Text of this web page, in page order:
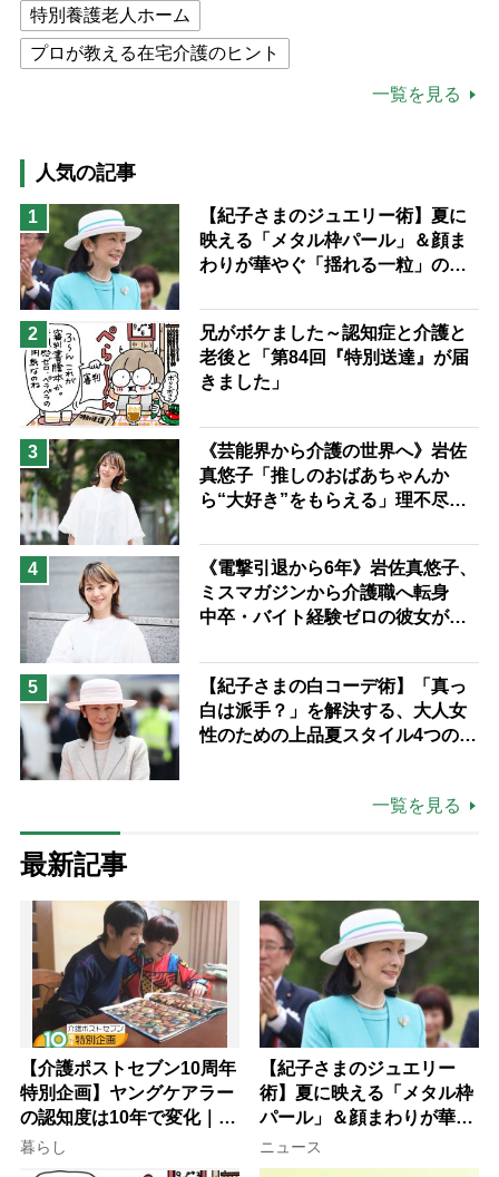
特別養護老人ホーム
プロが教える在宅介護のヒント
猫が母になつきません
息子の遠距離介護サバイバル術
兄がボケました
便利なサービス
予防法
一覧を見る
人気の記事
1
【紀子さまのジュエリー術】夏に
映える「メタル枠パール」＆顔ま
わりが華やぐ「揺れる一粒」の使
2
兄がボケました～認知症と介護と
老後と「第84回『特別送達』が届
きました」
3
《芸能界から介護の世界へ》岩佐
真悠子「推しのおばあちゃんか
ら“大好き”をもらえる」理不尽さ
場は「愛おしい」
4
《電撃引退から6年》岩佐真悠子、
ミスマガジンから介護職へ転身
中卒・バイト経験ゼロの彼女が見
ながら自分らしくいられる」
5
【紀子さまの白コーデ術】「真っ
白は派手？」を解決する、大人女
性のための上品夏スタイル4つのコ
一覧を見る
最新記事
【介護ポストセブン10周年
特別企画】ヤングケアラー
の認知度は10年で変化｜流
行語大賞にノミネート、法
律にも明記されたが果たし
暮らし
【紀子さまのジュエリー
術】夏に映える「メタル枠
パール」＆顔まわりが華や
ぐ「揺れる一粒」の使い分
け方
ニュース